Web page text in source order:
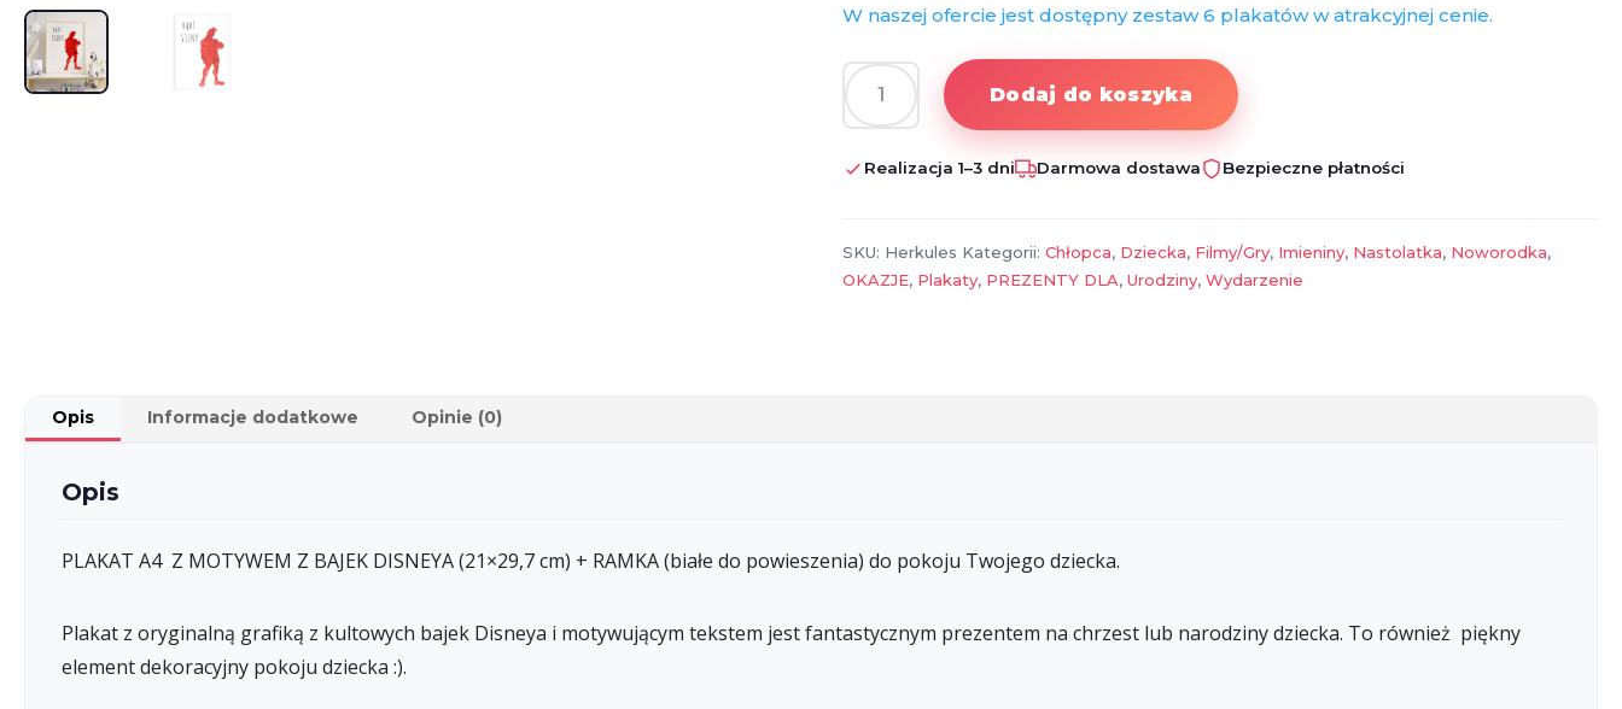
W naszej ofercie jest dostępny zestaw 6 plakatów w atrakcyjnej cenie.
ilość
PLAKAT
DO
DISNEY
+
Dodaj do koszyka
Realizacja 1–3 dni Darmowa dostawa Bezpieczne płatności
SKU: Herkules Kategorii:Chłopca, Dziecka, Filmy/Gry, Imieniny, Nastolatka, Noworodka,
OKAZJE, Plakaty, PREZENTY DLA,Urodziny,Wydarzenie
Opis Informacje dodatkowe Opinie (0)
Opis
PLAKAT A4 Z MOTYWEM Z BAJEK DISNEYA (21×29,7 cm) + RAMKA (białe do powieszenia) do pokoju Twojego dziecka.
Plakat z oryginalną grafiką z kultowych bajek Disneya i motywującym tekstem jest fantastycznym prezentem na chrzest lub narodziny dziecka. To również piękny
element dekoracyjny pokoju dziecka :).